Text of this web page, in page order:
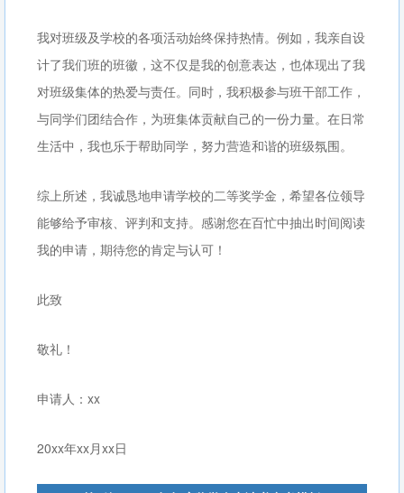
我对班级及学校的各项活动始终保持热情。例如，我亲自设
计了我们班的班徽，这不仅是我的创意表达，也体现出了我
对班级集体的热爱与责任。同时，我积极参与班干部工作，
与同学们团结合作，为班集体贡献自己的一份力量。在日常
生活中，我也乐于帮助同学，努力营造和谐的班级氛围。
综上所述，我诚恳地申请学校的二等奖学金，希望各位领导
能够给予审核、评判和支持。感谢您在百忙中抽出时间阅读
我的申请，期待您的肯定与认可！
此致
敬礼！
申请人：xx
20xx年xx月xx日